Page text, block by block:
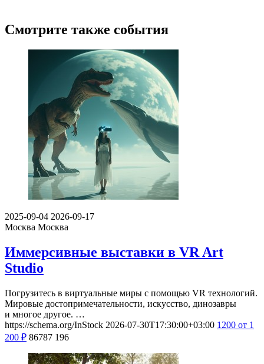
Смотрите также события
2025-09-04 2026-09-17
Москва Москва
Иммерсивные выставки в VR Art
Studio
Погрузитесь в виртуальные миры с помощью VR технологий.
Мировые достопримечательности, искусство, динозавры
и многое другое. …
https://schema.org/InStock 2026-07-30T17:30:00+03:00 1200 от 1
200 ₽ 86787 196